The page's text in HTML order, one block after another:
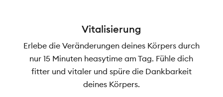
Vitalisierung
Erlebe die Veränderungen deines Körpers durch
nur 15 Minuten heasytime am Tag. Fühle dich
fitter und vitaler und spüre die Dankbarkeit
deines Körpers.